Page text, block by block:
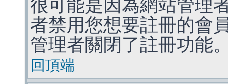
很可能是因為網站管理
者禁用您想要註冊的會
管理者關閉了註冊功能
回頂端